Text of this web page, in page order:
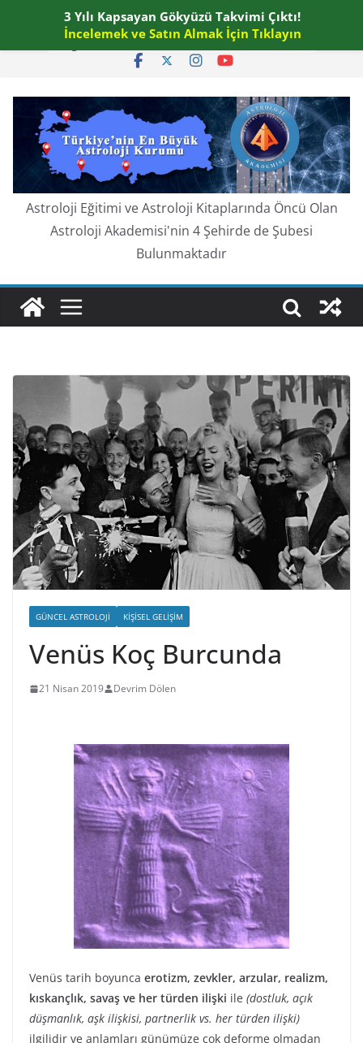
content
Cuma, Ağustos 7, 2026
Astroloji Eğitimi ve Astroloji Kitaplarında Öncü Olan
Astroloji Akademisi'nin 4 Şehirde de Şubesi
Bulunmaktadır
GÜNCEL ASTROLOJI KIŞISEL GELIŞIM
Venüs Koç Burcunda
21 Nisan 2019 Devrim Dölen
Venüs tarih boyunca erotizm, zevkler, arzular, realizm,
kıskançlık, savaş ve her türden ilişki ile (dostluk, açık
düşmanlık, aşk ilişkisi, partnerlik vs. her türden ilişki)
ilgilidir ve anlamları günümüze çok deforme olmadan
3 Yılı Kapsayan Gökyüzü Takvimi Çıktı!
İncelemek ve Satın Almak İçin Tıklayın